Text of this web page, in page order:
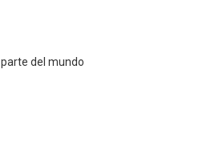
del mundo